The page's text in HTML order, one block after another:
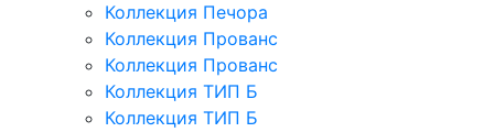
Коллекция Печора
Коллекция Прованс
Коллекция Прованс
Коллекция ТИП Б
Коллекция ТИП Б